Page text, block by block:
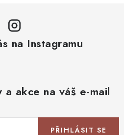
na Instagramu
akce na váš e-mail
PŘIHLÁSIT SE